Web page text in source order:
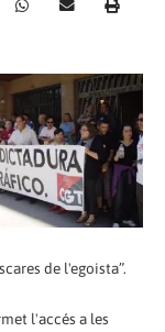
de l'egoista”.
l'accés a les